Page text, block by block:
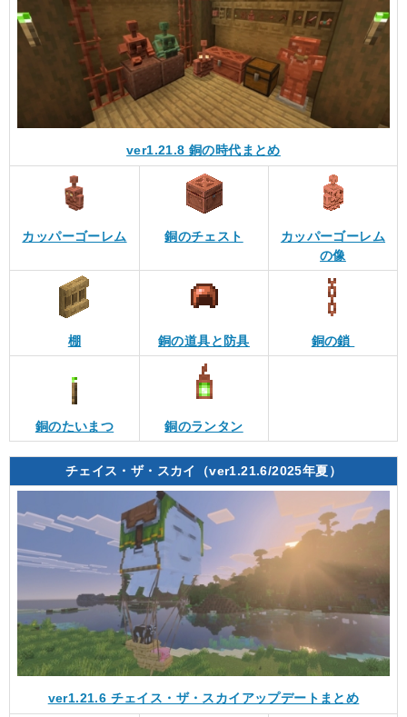
ver1.21.8 銅の時代まとめ
カッパーゴーレム 銅のチェスト
カッパーゴーレム
の像
棚 銅の道具と防具 銅の鎖
銅のたいまつ 銅のランタン
チェイス・ザ・スカイ（ver1.21.6/2025年夏）
ver1.21.6 チェイス・ザ・スカイアップデートまとめ